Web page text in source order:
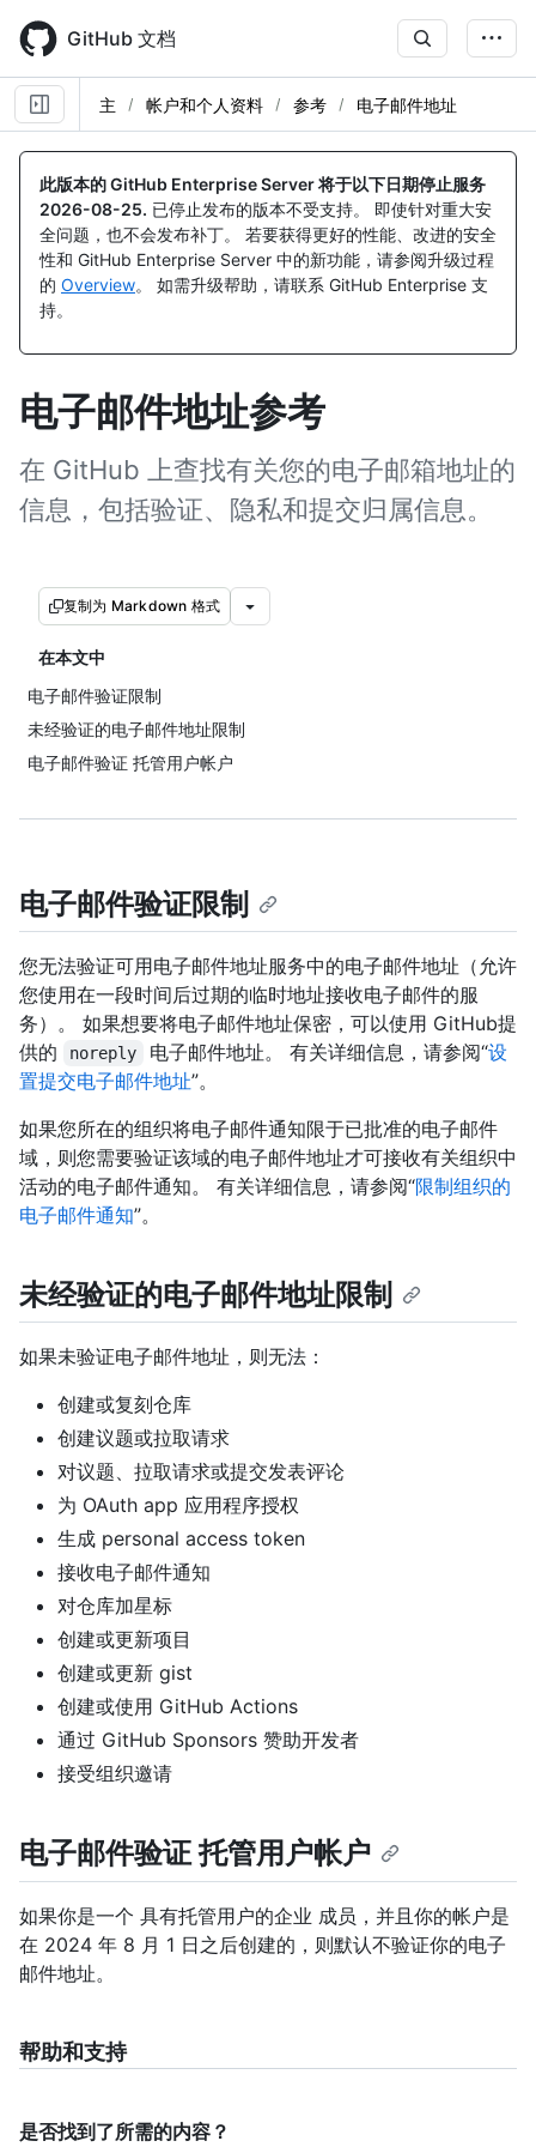
main
content
GitHub 文档
主 帐户和个人资料 参考 电子邮件地址
此版本的 GitHub Enterprise Server 将于以下日期停止服务
2026-08-25. 已停止发布的版本不受支持。 即使针对重大安
全问题，也不会发布补丁。 若要获得更好的性能、改进的安全
性和 GitHub Enterprise Server 中的新功能，请参阅升级过程
的 Overview。 如需升级帮助，请联系 GitHub Enterprise 支
持。
电子邮件地址参考
在 GitHub 上查找有关您的电子邮箱地址的
信息，包括验证、隐私和提交归属信息。
复制为 Markdown 格式
在本文中
电子邮件验证限制
未经验证的电子邮件地址限制
电子邮件验证 托管用户帐户
电子邮件验证限制
您无法验证可用电子邮件地址服务中的电子邮件地址（允许
您使用在一段时间后过期的临时地址接收电子邮件的服
务）。 如果想要将电子邮件地址保密，可以使用 GitHub提
供的
noreply 电子邮件地址。 有关详细信息，请参阅“设
置提交电子邮件地址”。
如果您所在的组织将电子邮件通知限于已批准的电子邮件
域，则您需要验证该域的电子邮件地址才可接收有关组织中
活动的电子邮件通知。 有关详细信息，请参阅“限制组织的
电子邮件通知”。
未经验证的电子邮件地址限制
如果未验证电子邮件地址，则无法：
创建或复刻仓库
创建议题或拉取请求
对议题、拉取请求或提交发表评论
为 OAuth app 应用程序授权
生成 personal access token
接收电子邮件通知
对仓库加星标
创建或更新项目
创建或更新 gist
创建或使用 GitHub Actions
通过 GitHub Sponsors 赞助开发者
接受组织邀请
电子邮件验证 托管用户帐户
如果你是一个 具有托管用户的企业 成员，并且你的帐户是
在 2024 年 8 月 1 日之后创建的，则默认不验证你的电子
邮件地址。
帮助和支持
是否找到了所需的内容？